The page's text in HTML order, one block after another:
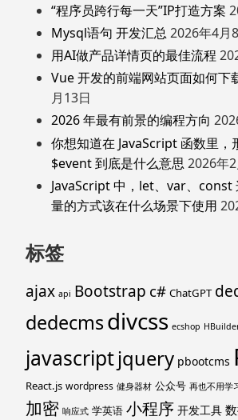
“程序员跨行每一天”IP打造方案
Mysql语句 开发汇总 2026年4月
用AI做产品详情页的最佳流程
Vue 开发的前端网站页面如何下
月13日
2026 年最有前景的编程方向
你想知道在 JavaScript 函数里，
$event 到底是什么意思 2026年
JavaScript 中，let、var、const
量的方式该在什么场景下使用
标签
ajax api Bootstrap c# ChatGPT
dedecmsdivcss ecshop
javascriptjquery pbootcms
React.js wordpress 健身器材 公众号 再也不用学
加密 响应式 学英语 小程序 开发工具